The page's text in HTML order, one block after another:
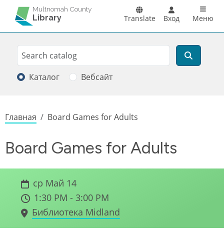
Перейти к основному содержанию
Multnomah County
Library Translate Вход Main
Меню
Search
Поиск
Каталог Вебсайт
Строка навигации
Главная Board Games for Adults
Board Games for Adults
ср Май 14
1:30 PM - 3:00 PM
Библиотека Midland